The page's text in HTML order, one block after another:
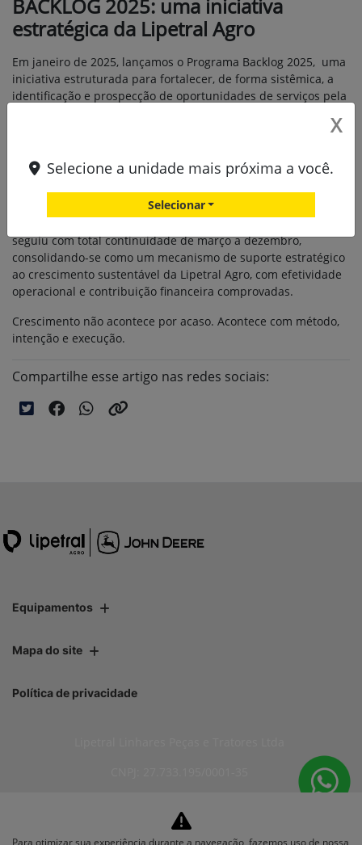
BACKLOG 2025: uma iniciativa
estratégica da Lipetral Agro
Em janeiro de 2025, lançamos o Programa Backlog 2025, uma
iniciativa estruturada para fortalecer, de forma sistêmica, a
identificação e prospecção de oportunidades de serviços pela
O objetivo é maximizar o faturamento de peças e serviços por
meio de uma gestão proativa do backlog, elevando a taxa de
conversão de oportunidades identificadas em campo.
seguiu com total continuidade de março a dezembro,
consolidando-se como um mecanismo de suporte estratégico
ao crescimento sustentável da Lipetral Agro, com efetividade
operacional e contribuição financeira comprovadas.
Crescimento não acontece por acaso. Acontece com método,
intenção e execução.
Compartilhe esse artigo nas redes sociais:
Equipamentos
Mapa do site
Política de privacidade
X
Selecione a unidade mais próxima a você.
Selecionar
Para otimizar sua experiência durante a navegação, fazemos uso de nossa